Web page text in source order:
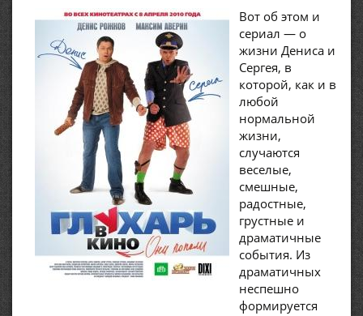
Вот об этом и
сериал — о
жизни Дениса и
Сергея, в
которой, как и в
любой
нормальной
жизни,
случаются
веселые,
смешные,
радостные,
грустные и
драматичные
события. Из
драматичных
неспешно
формируется